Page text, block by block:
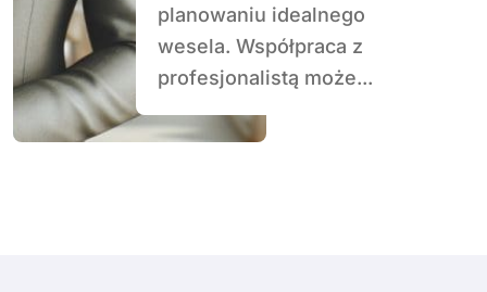
planowaniu idealnego
wesela. Współpraca z
profesjonalistą może...